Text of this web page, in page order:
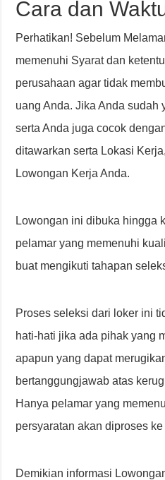
Cara dan
Perhatikan! Sebelum
memenuhi Syarat dan
perusahaan agar tidak
uang Anda. Jika Anda sudah
serta Anda juga cocok
ditawarkan serta Lokasi
Lowongan Kerja Anda.
Lowongan ini dibuka hingga
pelamar yang memenuhi
buat mengikuti tahapan
Proses seleksi dari loker ini
hati-hati jika ada pihak yang
apapun yang dapat
bertanggungjawab atas
Hanya pelamar yang
persyaratan akan diproses
Demikian informasi